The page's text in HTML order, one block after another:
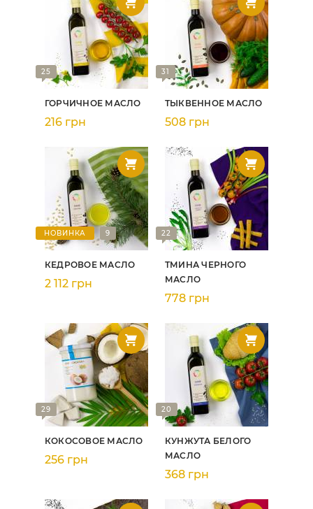
25
ГОРЧИЧНОЕ МАСЛО
216 грн
31
ТЫКВЕННОЕ МАСЛО
508 грн
НОВИНКА 9
КЕДРОВОЕ МАСЛО
2 112 грн
22
ТМИНА ЧЕРНОГО
МАСЛО
778 грн
29
КОКОСОВОЕ МАСЛО
256 грн
20
КУНЖУТА БЕЛОГО
МАСЛО
368 грн